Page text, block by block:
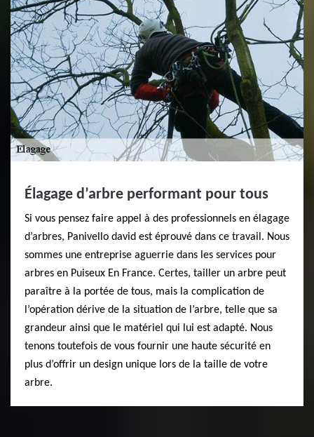
Élagage d’arbre performant pour tous
Si vous pensez faire appel à des professionnels en élagage
d’arbres, Panivello david est éprouvé dans ce travail. Nous
sommes une entreprise aguerrie dans les services pour
arbres en Puiseux En France. Certes, tailler un arbre peut
paraître à la portée de tous, mais la complication de
l’opération dérive de la situation de l’arbre, telle que sa
grandeur ainsi que le matériel qui lui est adapté. Nous
tenons toutefois de vous fournir une haute sécurité en
plus d’offrir un design unique lors de la taille de votre
arbre.